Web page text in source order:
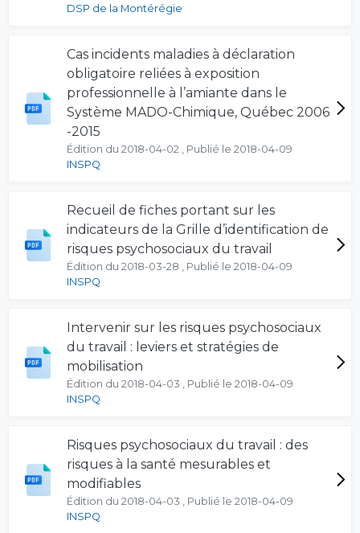
DSP de la Montérégie
Cas incidents maladies à déclaration
obligatoire reliées à exposition
professionnelle à l’amiante dans le
Système MADO-Chimique, Québec 2006
-2015
Édition du 2018-04-02 , Publié le 2018-04-09
INSPQ
Recueil de fiches portant sur les
indicateurs de la Grille d’identification de
risques psychosociaux du travail
Édition du 2018-03-28 , Publié le 2018-04-09
INSPQ
Intervenir sur les risques psychosociaux
du travail : leviers et stratégies de
mobilisation
Édition du 2018-04-03 , Publié le 2018-04-09
INSPQ
Risques psychosociaux du travail : des
risques à la santé mesurables et
modifiables
Édition du 2018-04-03 , Publié le 2018-04-09
INSPQ